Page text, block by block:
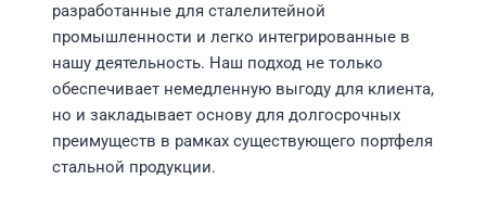
разработанные для сталелитейной
промышленности и легко интегрированные в
нашу деятельность. Наш подход не только
обеспечивает немедленную выгоду для клиента,
но и закладывает основу для долгосрочных
преимуществ в рамках существующего портфеля
стальной продукции.